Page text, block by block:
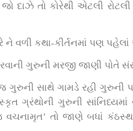
દાઝે તો કોરેથી એટલી
ને વળી કથા-કીર્તનમાં પણ
ગુરુની મરજી જાણી પોતે
ગુરુની સાથે ગામડે રહી ગુરુની
ગ્રંથોની ગુરુની
વચનામૃત’ તો જાણે બધાં